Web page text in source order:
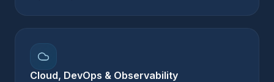
Cloud, DevOps & Observability